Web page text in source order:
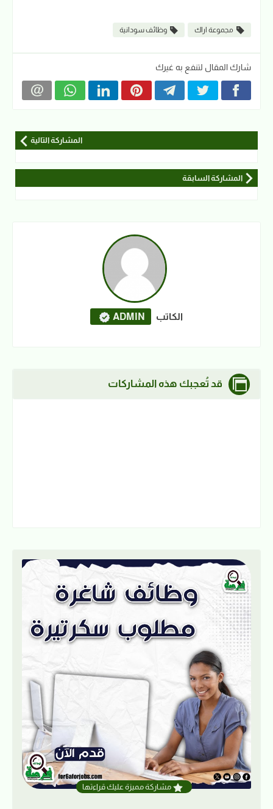
مجموعة اراك وظائف سودانية
شارك المقال لتنفع به غيرك
المشاركة التالية
المشاركة السابقة
الكاتب ADMIN
قد تُعجبك هذه المشاركات
مشاركة مميزة عليك قراءتها